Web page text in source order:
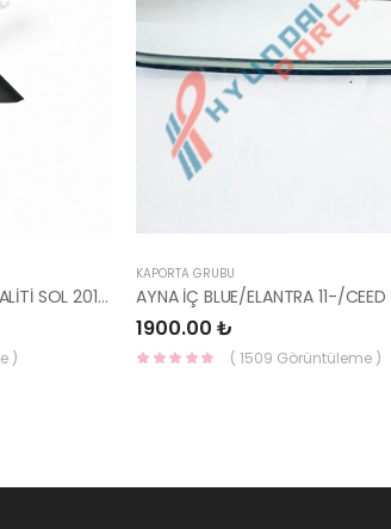
İ20 ARKA ÇAMURLUK DIŞ BAKALİTİ SOL 2015- ( PARLAK SİYAH ) 87360-C8000-YS
)
KAPORTA GRUBU
1900.00 ₺
( 1509 Görüntüleme )